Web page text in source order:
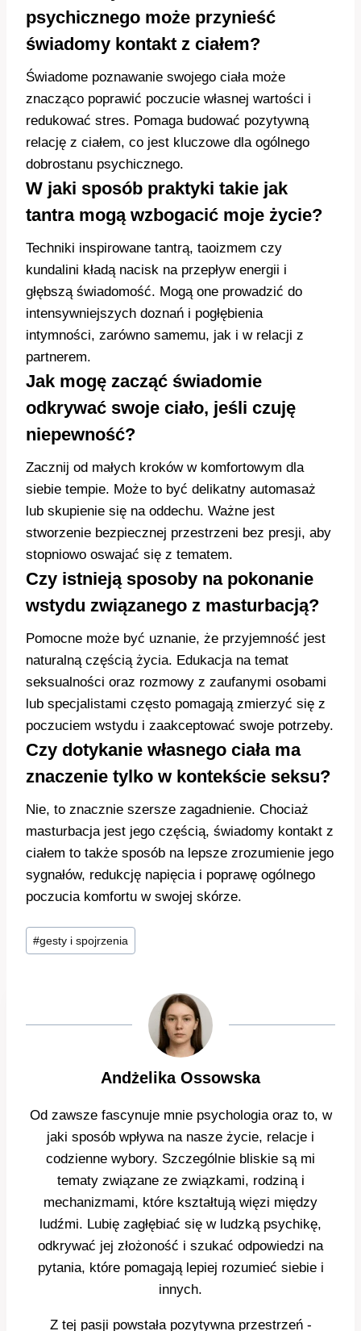
psychicznego może przynieść
świadomy kontakt z ciałem?
Świadome poznawanie swojego ciała może
znacząco poprawić poczucie własnej wartości i
redukować stres. Pomaga budować pozytywną
relację z ciałem, co jest kluczowe dla ogólnego
dobrostanu psychicznego.
W jaki sposób praktyki takie jak
tantra mogą wzbogacić moje życie?
Techniki inspirowane tantrą, taoizmem czy
kundalini kładą nacisk na przepływ energii i
głębszą świadomość. Mogą one prowadzić do
intensywniejszych doznań i pogłębienia
intymności, zarówno samemu, jak i w relacji z
partnerem.
Jak mogę zacząć świadomie
odkrywać swoje ciało, jeśli czuję
niepewność?
Zacznij od małych kroków w komfortowym dla
siebie tempie. Może to być delikatny automasaż
lub skupienie się na oddechu. Ważne jest
stworzenie bezpiecznej przestrzeni bez presji, aby
stopniowo oswajać się z tematem.
Czy istnieją sposoby na pokonanie
wstydu związanego z masturbacją?
Pomocne może być uznanie, że przyjemność jest
naturalną częścią życia. Edukacja na temat
seksualności oraz rozmowy z zaufanymi osobami
lub specjalistami często pomagają zmierzyć się z
poczuciem wstydu i zaakceptować swoje potrzeby.
Czy dotykanie własnego ciała ma
znaczenie tylko w kontekście seksu?
Nie, to znacznie szersze zagadnienie. Chociaż
masturbacja jest jego częścią, świadomy kontakt z
ciałem to także sposób na lepsze zrozumienie jego
sygnałów, redukcję napięcia i poprawę ogólnego
poczucia komfortu w swojej skórze.
Tagi
wpisu:
#gesty i spojrzenia
Andżelika Ossowska
Od zawsze fascynuje mnie psychologia oraz to, w
jaki sposób wpływa na nasze życie, relacje i
codzienne wybory. Szczególnie bliskie są mi
tematy związane ze związkami, rodziną i
mechanizmami, które kształtują więzi między
ludźmi. Lubię zagłębiać się w ludzką psychikę,
odkrywać jej złożoność i szukać odpowiedzi na
pytania, które pomagają lepiej rozumieć siebie i
innych.
Z tej pasji powstała pozytywna przestrzeń -